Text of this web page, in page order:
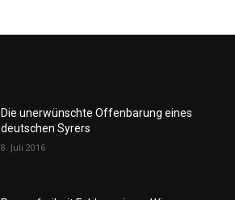
Die unerwünschte Offenbarung eines
deutschen Syrers
8. Juli 2016